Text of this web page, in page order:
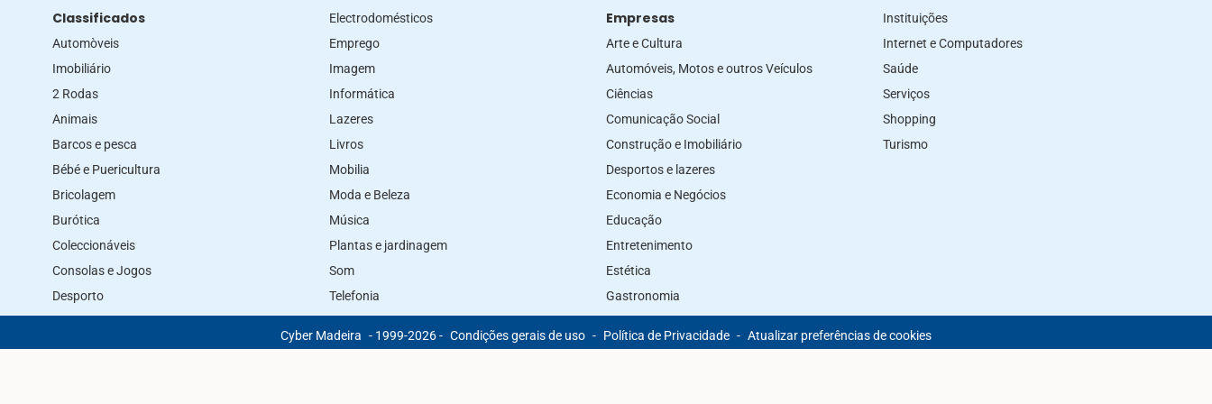
Classificados
Automòveis
Imobiliário
2 Rodas
Animais
Barcos e pesca
Bébé e Puericultura
Bricolagem
Burótica
Coleccionáveis
Consolas e Jogos
Desporto
Electrodomésticos
Emprego
Imagem
Informática
Lazeres
Livros
Mobilia
Moda e Beleza
Música
Plantas e jardinagem
Som
Telefonia
Empresas
Arte e Cultura
Automóveis, Motos e outros Veículos
Ciências
Comunicação Social
Construção e Imobiliário
Desportos e lazeres
Economia e Negócios
Educação
Entretenimento
Estética
Gastronomia
Instituições
Internet e Computadores
Saúde
Serviços
Shopping
Turismo
Cyber Madeira - 1999-2026 - Condições gerais de uso - Política de Privacidade - Atualizar preferências de cookies